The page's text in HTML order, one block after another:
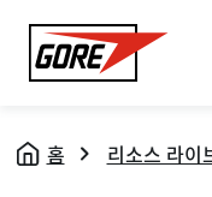
Gore
홈 리소스 라이